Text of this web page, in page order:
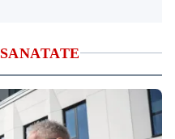
SANATATE